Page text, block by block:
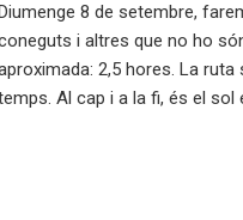
8 de setembre,
i altres que no ho
2,5 hores. La
Al cap i a la fi, és el sol